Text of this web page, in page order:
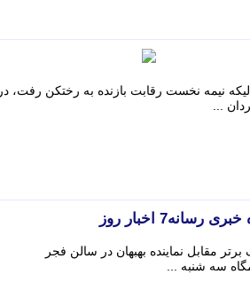
نیمه نخست رقابت بازنده به رختکن رفت، در
اخبار روز
مقابل نماینده بهبهان در سالن فجر
سه شنبه ...